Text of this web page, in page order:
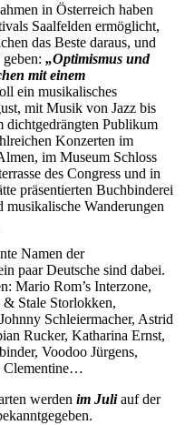
in Österreich haben
Saalfelden ermöglicht,
das Beste daraus, und
„Optimismus und
mit einem
ein musikalisches
mit Musik von Jazz bis
dichtgedrängten Publikum
Konzerten im
im Museum Schloss
des Congress und in
präsentierten Buchbinderei
Wanderungen
Namen der
paar Deutsche sind dabei.
Mario Rom’s Interzone,
Stale Storlokken,
Schleiermacher, Astrid
Rucker, Katharina Ernst,
Voodoo Jürgens,
Clementine…
werden im Juliauf der